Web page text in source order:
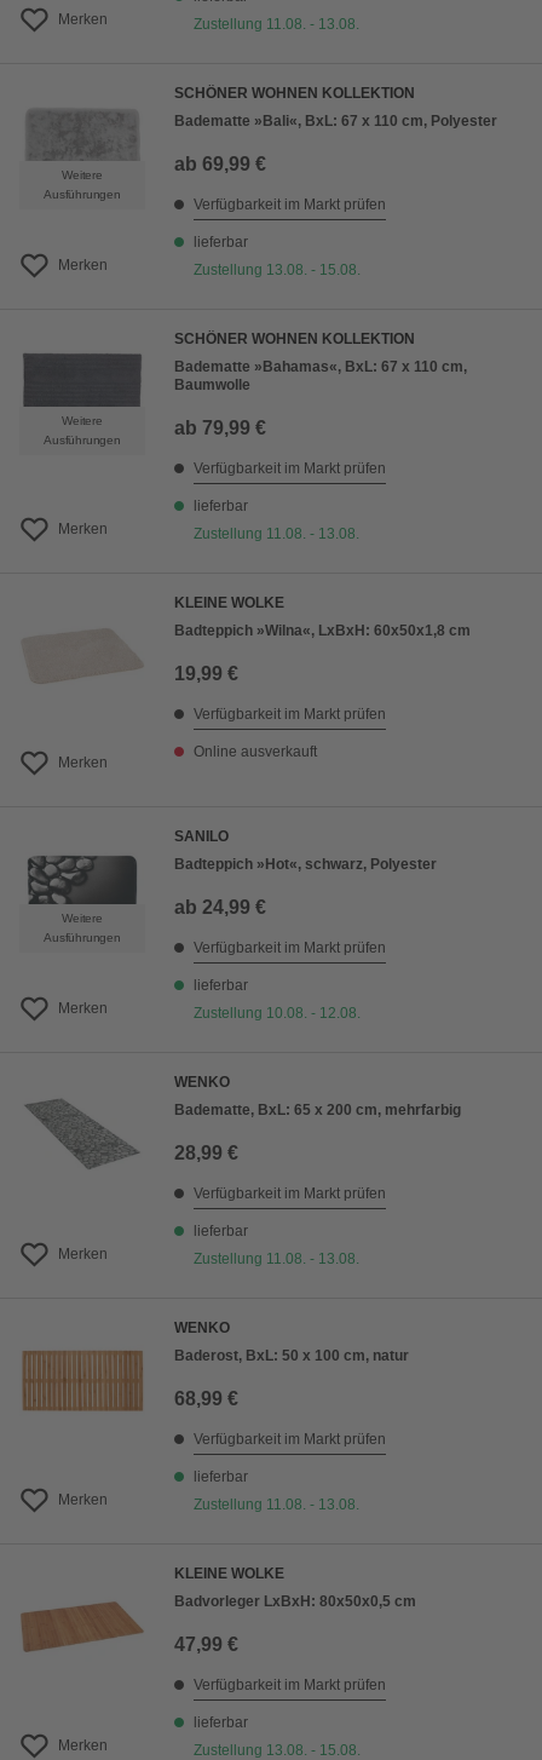
Merken
Zustellung 11.08. - 13.08.
Weitere
Ausführungen
Merken
SCHÖNER WOHNEN KOLLEKTION
Badematte »Bali«, BxL: 67 x 110 cm, Polyester
ab 69,99 €
Verfügbarkeit im Markt prüfen
lieferbar
Zustellung 13.08. - 15.08.
Weitere
Ausführungen
Merken
SCHÖNER WOHNEN KOLLEKTION
Badematte »Bahamas«, BxL: 67 x 110 cm,
Baumwolle
ab 79,99 €
Verfügbarkeit im Markt prüfen
lieferbar
Zustellung 11.08. - 13.08.
Merken
KLEINE WOLKE
Badteppich »Wilna«, LxBxH: 60x50x1,8 cm
19,99 €
Verfügbarkeit im Markt prüfen
Online ausverkauft
Weitere
Ausführungen
Merken
SANILO
Badteppich »Hot«, schwarz, Polyester
ab 24,99 €
Verfügbarkeit im Markt prüfen
lieferbar
Zustellung 10.08. - 12.08.
Merken
WENKO
Badematte, BxL: 65 x 200 cm, mehrfarbig
28,99 €
Verfügbarkeit im Markt prüfen
lieferbar
Zustellung 11.08. - 13.08.
Merken
WENKO
Baderost, BxL: 50 x 100 cm, natur
68,99 €
Verfügbarkeit im Markt prüfen
lieferbar
Zustellung 11.08. - 13.08.
Merken
KLEINE WOLKE
Badvorleger LxBxH: 80x50x0,5 cm
47,99 €
Verfügbarkeit im Markt prüfen
lieferbar
Zustellung 13.08. - 15.08.